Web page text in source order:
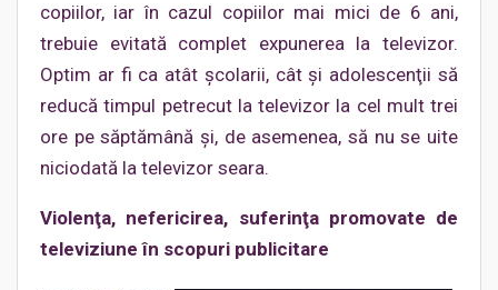
copiilor, iar în cazul copiilor mai mici de 6 ani,
trebuie evitată complet expunerea la televizor.
Optim ar fi ca atât şcolarii, cât şi adolescenţii să
reducă timpul petrecut la televizor la cel mult trei
ore pe săptămână şi, de asemenea, să nu se uite
niciodată la televizor seara.
Violenţa, nefericirea, suferinţa promovate de
televiziune în scopuri publicitare